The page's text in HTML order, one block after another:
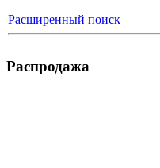
Расширенный поиск
Распродажа